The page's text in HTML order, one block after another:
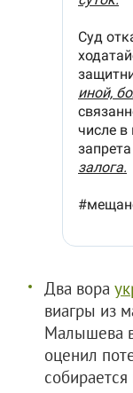
Два вора
виагры из
Малышева в
оценил